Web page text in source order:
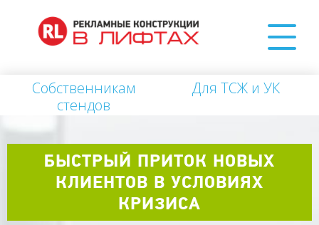
Собственникам
стендов
Для ТСЖ и УК
БЫСТРЫЙ ПРИТОК НОВЫХ
КЛИЕНТОВ В УСЛОВИЯХ
КРИЗИСА